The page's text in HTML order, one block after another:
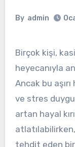
By admin
Birçok kişi, kasinoların veya çevrimiçi oyunların
heyecanıyla
Ancak bu
ve stres
artan hayal
atlatılabilirken,
tehdit eden